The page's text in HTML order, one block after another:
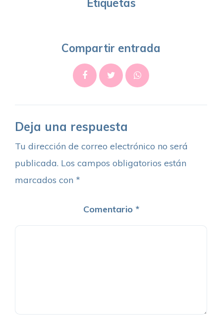
Etiquetas
Compartir entrada
Deja una respuesta
Tu dirección de correo electrónico no será
publicada. Los campos obligatorios están
marcados con *
Comentario *